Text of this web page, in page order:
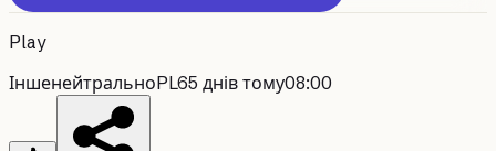
Play
ІншенейтральноPL65 днів тому08:00